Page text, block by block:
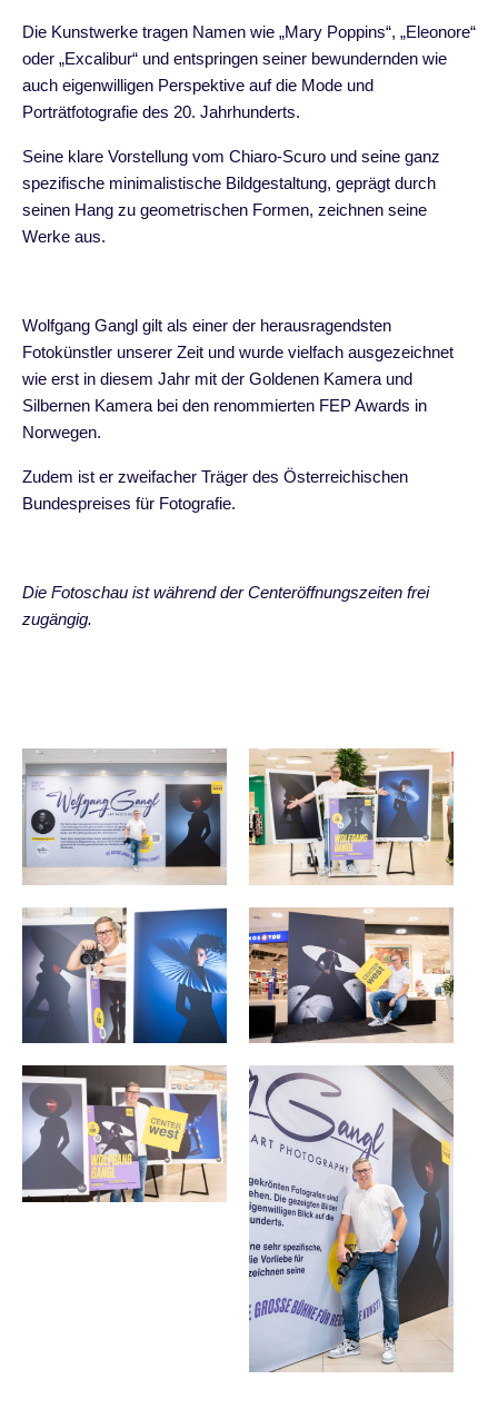
Die Kunstwerke tragen Namen wie „Mary Poppins“, „Eleonore“
oder „Excalibur“ und entspringen seiner bewundernden wie
auch eigenwilligen Perspektive auf die Mode und
Porträtfotografie des 20. Jahrhunderts.
Seine klare Vorstellung vom Chiaro-Scuro und seine ganz
spezifische minimalistische Bildgestaltung, geprägt durch
seinen Hang zu geometrischen Formen, zeichnen seine
Werke aus.
Wolfgang Gangl gilt als einer der herausragendsten
Fotokünstler unserer Zeit und wurde vielfach ausgezeichnet
wie erst in diesem Jahr mit der Goldenen Kamera und
Silbernen Kamera bei den renommierten FEP Awards in
Norwegen.
Zudem ist er zweifacher Träger des Österreichischen
Bundespreises für Fotografie.
Die Fotoschau ist während der Centeröffnungszeiten frei
zugängig.